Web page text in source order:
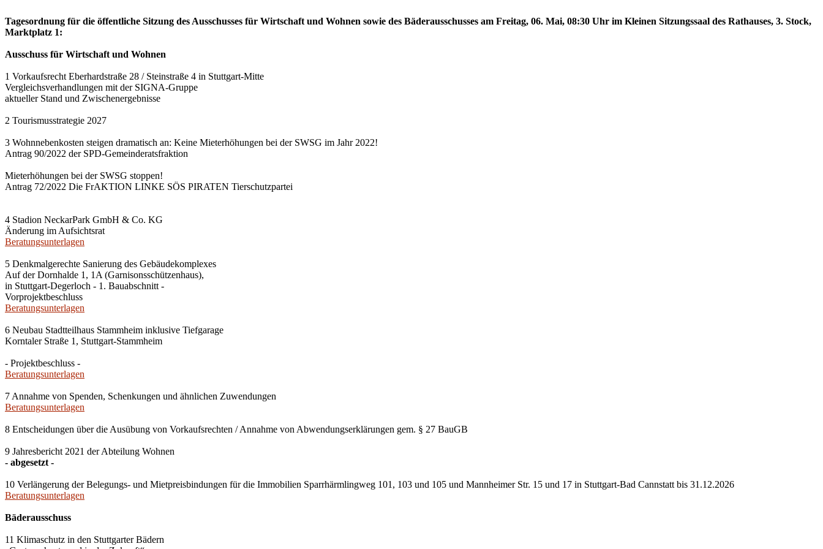
Tagesordnung für die öffentliche Sitzung des Ausschusses für Wirtschaft und Wohnen sowie des Bäderausschusses am Freitag, 06. Mai, 08:30 Uhr im Kleinen Sitzungssaal des Rathauses, 3. Stock,
Marktplatz 1:
Ausschuss für Wirtschaft und Wohnen
1 Vorkaufsrecht Eberhardstraße 28 / Steinstraße 4 in Stuttgart-Mitte
Vergleichsverhandlungen mit der SIGNA-Gruppe
aktueller Stand und Zwischenergebnisse
2 Tourismusstrategie 2027
3 Wohnnebenkosten steigen dramatisch an: Keine Mieterhöhungen bei der SWSG im Jahr 2022!
Antrag 90/2022 der SPD-Gemeinderatsfraktion
Mieterhöhungen bei der SWSG stoppen!
Antrag 72/2022 Die FrAKTION LINKE SÖS PIRATEN Tierschutzpartei
4 Stadion NeckarPark GmbH & Co. KG
Änderung im Aufsichtsrat
Beratungsunterlagen
5 Denkmalgerechte Sanierung des Gebäudekomplexes
Auf der Dornhalde 1, 1A (Garnisonsschützenhaus),
in Stuttgart-Degerloch - 1. Bauabschnitt -
Vorprojektbeschluss
Beratungsunterlagen
6 Neubau Stadtteilhaus Stammheim inklusive Tiefgarage
Korntaler Straße 1, Stuttgart-Stammheim
- Projektbeschluss -
Beratungsunterlagen
7 Annahme von Spenden, Schenkungen und ähnlichen Zuwendungen
Beratungsunterlagen
8 Entscheidungen über die Ausübung von Vorkaufsrechten / Annahme von Abwendungserklärungen gem. § 27 BauGB
9 Jahresbericht 2021 der Abteilung Wohnen
- abgesetzt -
10 Verlängerung der Belegungs- und Mietpreisbindungen für die Immobilien Sparrhärmlingweg 101, 103 und 105 und Mannheimer Str. 15 und 17 in Stuttgart-Bad Cannstatt bis 31.12.2026
Beratungsunterlagen
Bäderausschuss
11 Klimaschutz in den Stuttgarter Bädern